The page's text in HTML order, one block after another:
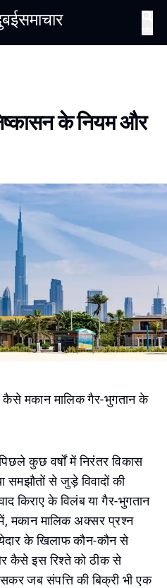
के नियम और
मकान मालिक गैर-भुगतान के
कुछ वर्षों में निरंतर विकास
समझौतों से जुड़े विवादों की
किराए के विलंब या गैर-भुगतान
मकान मालिक अक्सर प्रश्न
के खिलाफ कौन-कौन से
कैसे इस रिश्ते को ठीक से
जब संपत्ति की बिक्री भी एक